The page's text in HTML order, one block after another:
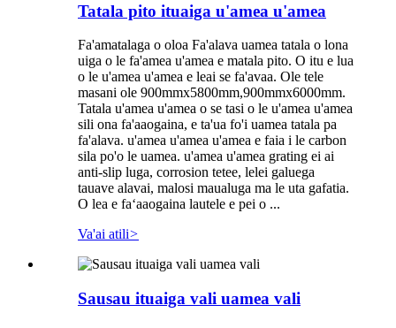
Tatala pito ituaiga u'amea u'amea
Fa'amatalaga o oloa Fa'alava uamea tatala o lona
uiga o le fa'amea u'amea e matala pito. O itu e lua
o le u'amea u'amea e leai se fa'avaa. Ole tele
masani ole 900mmx5800mm,900mmx6000mm.
Tatala u'amea u'amea o se tasi o le u'amea u'amea
sili ona fa'aaogaina, e ta'ua fo'i uamea tatala pa
fa'alava. u'amea u'amea u'amea e faia i le carbon
sila po'o le uamea. u'amea u'amea grating ei ai
anti-slip luga, corrosion tetee, lelei galuega
tauave alavai, malosi maualuga ma le uta gafatia.
O lea e faʻaaogaina lautele e pei o ...
Va'ai atili>
Sausau ituaiga vali uamea vali